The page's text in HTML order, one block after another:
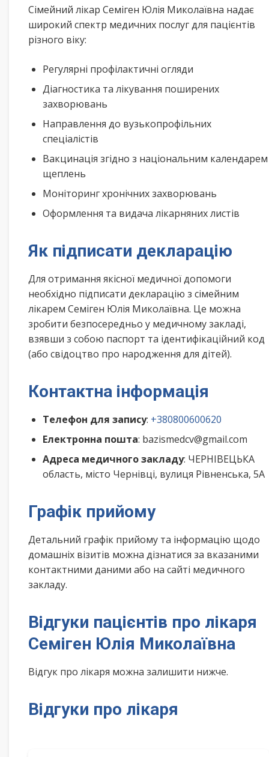
Сімейний лікар Семіген Юлія Миколаївна надає
широкий спектр медичних послуг для пацієнтів
різного віку:
Регулярні профілактичні огляди
Діагностика та лікування поширених
захворювань
Направлення до вузькопрофільних
спеціалістів
Вакцинація згідно з національним календарем
щеплень
Моніторинг хронічних захворювань
Оформлення та видача лікарняних листів
Як підписати декларацію
Для отримання якісної медичної допомоги
необхідно підписати декларацію з сімейним
лікарем Семіген Юлія Миколаївна. Це можна
зробити безпосередньо у медичному закладі,
взявши з собою паспорт та ідентифікаційний код
(або свідоцтво про народження для дітей).
Контактна інформація
Телефон для запису: +380800600620
Електронна пошта: bazismedcv@gmail.com
Адреса медичного закладу: ЧЕРНІВЕЦЬКА
область, місто Чернівці, вулиця Рівненська, 5А
Графік прийому
Детальний графік прийому та інформацію щодо
домашніх візитів можна дізнатися за вказаними
контактними даними або на сайті медичного
закладу.
Відгуки пацієнтів про лікаря
Семіген Юлія Миколаївна
Відгук про лікаря можна залишити нижче.
Відгуки про лікаря